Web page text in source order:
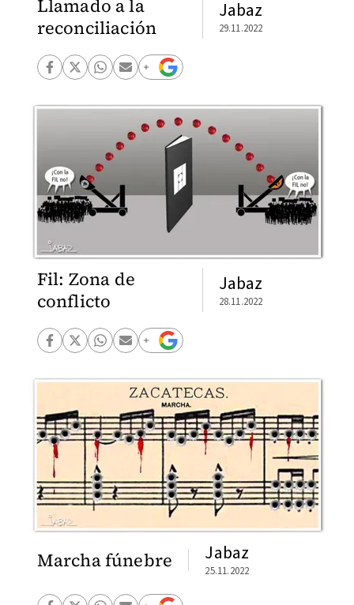
Llamado a la
reconciliación
Jabaz
29.11.2022
Fil: Zona de
conflicto
Jabaz
28.11.2022
Marcha fúnebre Jabaz
25.11.2022